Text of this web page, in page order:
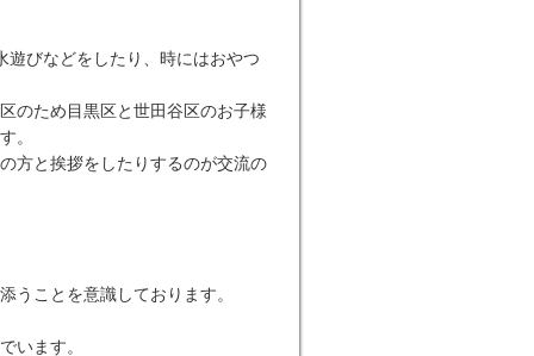
びなどをしたり、時にはおやつ
のため目黒区と世田谷区のお子様
。
方と挨拶をしたりするのが交流の
うことを意識しております。
います。